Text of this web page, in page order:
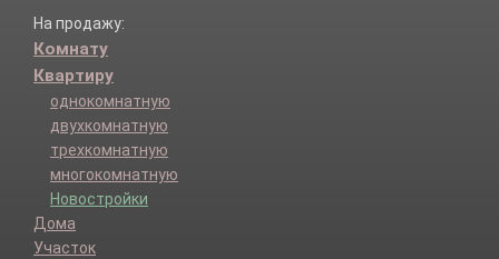
На продажу:
Комнату
Квартиру
однокомнатную
двухкомнатную
трехкомнатную
многокомнатную
Новостройки
Дома
Участок